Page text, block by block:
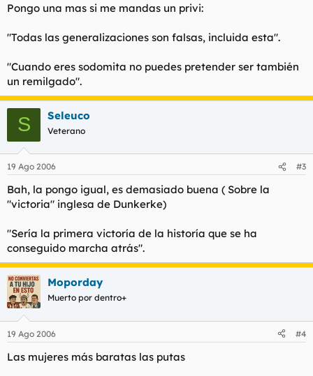
Pongo una mas si me mandas un privi:
"Todas las generalizaciones son falsas, incluida esta".
"Cuando eres sodomita no puedes pretender ser también
un remilgado".
S Seleuco
Veterano
19 Ago 2006 #3
Bah, la pongo igual, es demasiado buena ( Sobre la
"victoria" inglesa de Dunkerke)
"Sería la primera victoría de la historía que se ha
conseguido marcha atrás".
Moporday
Muerto por dentro+
19 Ago 2006 #4
Las mujeres más baratas las putas